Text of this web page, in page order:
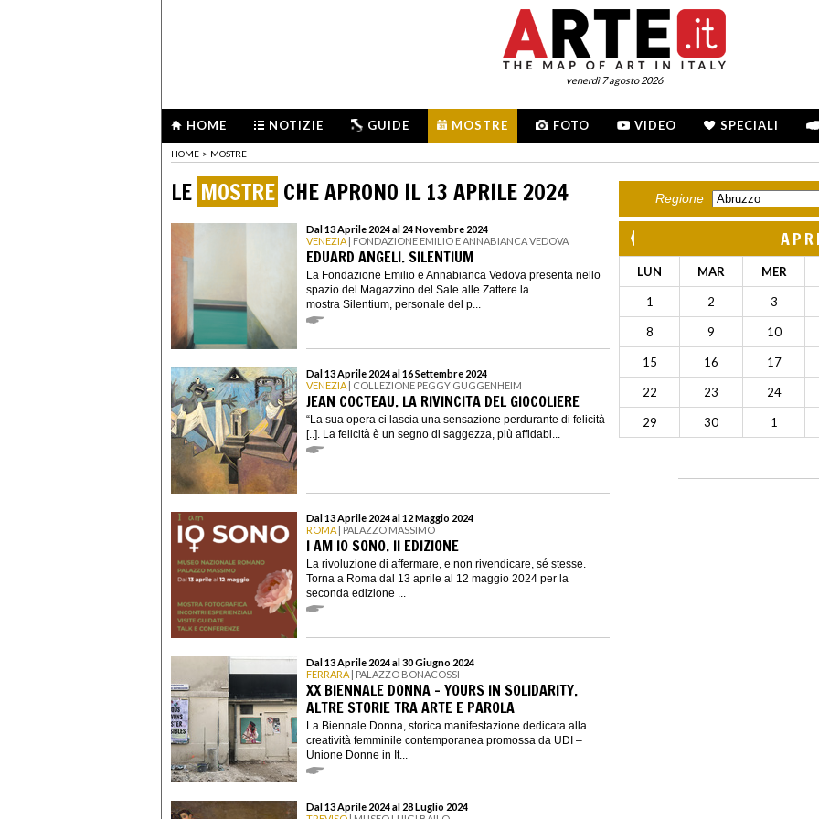
venerdì 7 agosto 2026
HOME NOTIZIE GUIDE MOSTRE FOTO VIDEO SPECIALI
HOME > MOSTRE
LE MOSTRE CHE APRONO IL 13 APRILE 2024
Dal 13 Aprile 2024 al 24 Novembre 2024
VENEZIA | FONDAZIONE EMILIO E ANNABIANCA VEDOVA
EDUARD ANGELI. SILENTIUM
La Fondazione Emilio e Annabianca Vedova presenta nello
spazio del Magazzino del Sale alle Zattere la
mostra Silentium, personale del p...
Dal 13 Aprile 2024 al 16 Settembre 2024
VENEZIA | COLLEZIONE PEGGY GUGGENHEIM
JEAN COCTEAU. LA RIVINCITA DEL GIOCOLIERE
“La sua opera ci lascia una sensazione perdurante di felicità
[..]. La felicità è un segno di saggezza, più affidabi...
Dal 13 Aprile 2024 al 12 Maggio 2024
ROMA | PALAZZO MASSIMO
I AM IO SONO. II EDIZIONE
La rivoluzione di affermare, e non rivendicare, sé stesse.
Torna a Roma dal 13 aprile al 12 maggio 2024 per la
seconda edizione ...
Dal 13 Aprile 2024 al 30 Giugno 2024
FERRARA | PALAZZO BONACOSSI
XX BIENNALE DONNA - YOURS IN SOLIDARITY.
ALTRE STORIE TRA ARTE E PAROLA
La Biennale Donna, storica manifestazione dedicata alla
creatività femminile contemporanea promossa da UDI –
Unione Donne in It...
Dal 13 Aprile 2024 al 28 Luglio 2024
Regione
LUN MAR MER
1 2 3
8 9 10
15 16 17
22 23 24
29 30 1